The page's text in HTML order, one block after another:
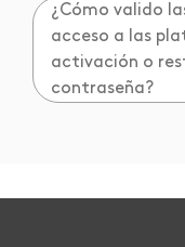
¿Cómo valido
acceso a las
activación o
contraseña?